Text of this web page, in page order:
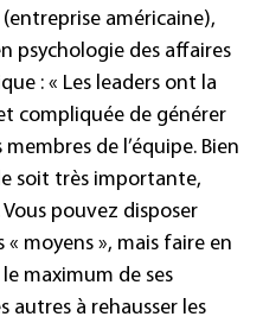
américaine),
psychologie des affaires
: « Les leaders ont la
compliquée de générer
de l’équipe. Bien
soit très importante,
Vous pouvez disposer
moyens », mais faire en
maximum de ses
autres à rehausser les